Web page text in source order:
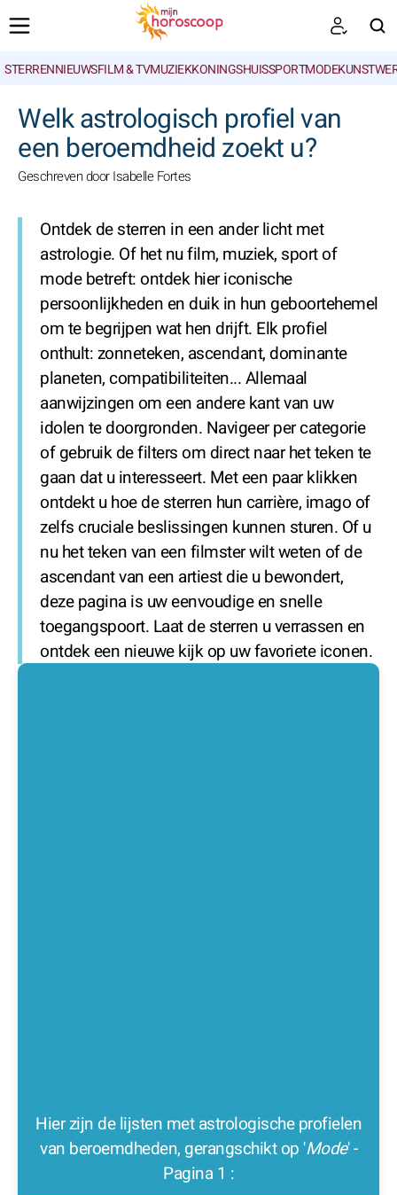
STERRENNIEUWSFILM & TVMUZIEKKONINGSHUISSPORTMODE
Welk astrologisch profiel van
een beroemdheid zoekt u?
Geschreven door Isabelle Fortes
Ontdek de sterren in een ander licht met
astrologie. Of het nu film, muziek, sport of
mode betreft: ontdek hier iconische
persoonlijkheden en duik in hun geboortehemel
om te begrijpen wat hen drijft. Elk profiel
onthult: zonneteken, ascendant, dominante
planeten, compatibiliteiten... Allemaal
aanwijzingen om een andere kant van uw
idolen te doorgronden. Navigeer per categorie
of gebruik de filters om direct naar het teken te
gaan dat u interesseert. Met een paar klikken
ontdekt u hoe de sterren hun carrière, imago of
zelfs cruciale beslissingen kunnen sturen. Of u
nu het teken van een filmster wilt weten of de
ascendant van een artiest die u bewondert,
deze pagina is uw eenvoudige en snelle
toegangspoort. Laat de sterren u verrassen en
ontdek een nieuwe kijk op uw favoriete iconen.
Hier zijn de lijsten met astrologische profielen
van beroemdheden, gerangschikt op 'Mode' -
Pagina 1 :